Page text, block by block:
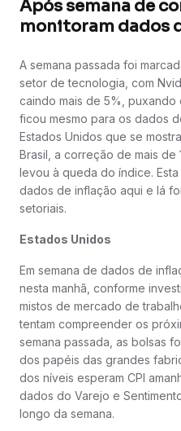
Após semana de
monitoram dados
A semana passada foi
setor de tecnologia, com
caindo mais de 5%, puxando
ficou mesmo para os dados
Estados Unidos que se
Brasil, a correção de mais
levou à queda do índice.
dados de inflação aqui e lá
setoriais.
Estados Unidos
Em semana de dados de
nesta manhã, conforme
mistos de mercado de
tentam compreender os
semana passada, as bolsas
dos papéis das grandes
dos níveis esperam CPI
dados do Varejo e
longo da semana.